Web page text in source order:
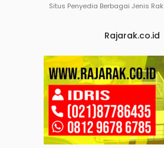
Situs Penyedia Berbagai Jenis Rak
Rajarak.co.id